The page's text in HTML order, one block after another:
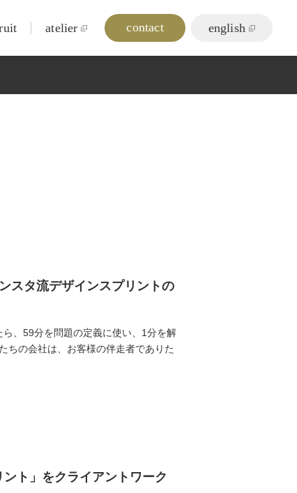
atelier contact english
スタ流デザインスプリントの
ら、59分を問題の定義に使い、1分を解
ちの会社は、お客様の伴走者でありた
ト」をクライアントワーク